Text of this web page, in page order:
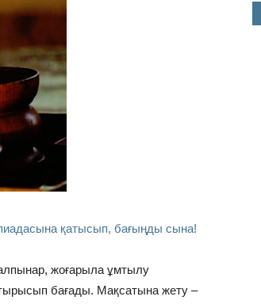
қатысып, бағыңды сына!
жоғарыла ұмтылу
бағады. Мақсатына жету –